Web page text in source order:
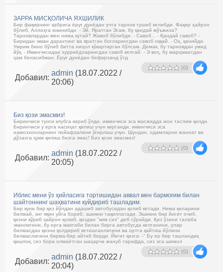
ЗАРРА МИСҚОЛИЧА ЯХШИЛИК
Бир фақирнинг қабрига ёруғ дунёдан учта тарнов тушиб келибди. Фақир ҳайрон
бўлиб, Аллоҳга юкинибди: - Эй, Яратган Эгам, бу қандай мўъжиза?
Тарновлардан мен нима кутай? Жавоб бўлибди: - Савоб... - Қандай савоб? -
Биридан эккан дарахтинг ва яратган боғларингдан савоб оққай. - Оҳ, қанийди.
Умрим бино бўлиб битта ниҳол кўкартирган бўлсам. Демак, бу тарновдан умид
йўқ. - Иккинчисидан зурриёдларингдан савоб келгай. - Э воҳ, бу марҳаматдан
ҳам бенасибман. Ёруғ дунёдан бефарзанд ўтд
(0)
Добавил:
admin (18.07.2022 /
20:06)
Биз қози эмасмиз!
Биринчиси тунги клубга кириб ўлди, иккинчиси эса масжидда жон таслим қилди.
Биринчиси у ерга насиҳат қилиш учун кирганди, иккинчиси эса
намозхонларнинг пойафзалини ўғирлаш учун. Шундан, одамларни жаннат ва
дўзахга ҳукм қилиш бизга эмас! Биз қози эмасмиз!
(0)
Добавил:
admin (18.07.2022 /
20:05)
Иблис мени ўз ҳийласига тортишидан аввал мен бармоғим билан
шайтоннинг шаҳватини куйдириб ташладим.
Бир куни бир қиз йўлдан адашиб автобусидан қолиб кетади. Нима қиларини
билмай, энг яқин уйга бориб, эшикни тақиллатади. Эшикни бир йигит очиб,
қизни кўриб ҳайрон қолиб, қиздан "ким сиз" деб сўрайди. Қиз ўзини талаба
эканлигини, бу ерга мактаби билан бирга автобусда келганини, улар
билмасдан қизни қолдириб кетишганлигини ва ортга қайтиш йўлини
билмаслигини бирма-бир айтиб берди. Йигит қизга: -" Бу ер бир ташландиқ
қишлоқ, сиз бора олмаётган шаҳарча жануб тарафда, сиз эса шимол
(0)
Добавил:
admin (18.07.2022 /
20:04)